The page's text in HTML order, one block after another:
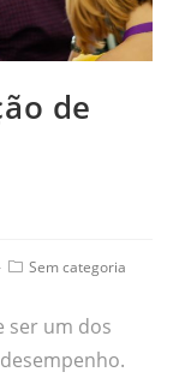
de
Sem categoria
ser um dos